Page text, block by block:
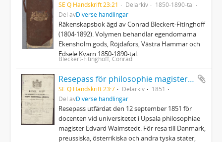
SE Q Handskrift 23:21 Delarkiv
1850-1890-tal
Del avDiverse handlingar
Räkenskapsbok ägd av Conrad Bleckert-Fitinghoff
(1804-1892). Volymen behandlar egendomarna
Ekensholm gods, Röjdafors, Västra Hammar och
Edsele Kvarn 1850-1890-tal.
Bleckert-Fitinghoff, Conrad
Resepass för philosophie magister Edvard Walmstedt
SE Q Handskrift 23:7 Delarkiv
1851
Del avDiverse handlingar
Resepass utfärdat den 12 september 1851 för
docenten vid universitetet i Upsala philosophiae
magister Edvard Walmstedt. För resa till Danmark,
preussiska, österrikiska och andra tyska stater,